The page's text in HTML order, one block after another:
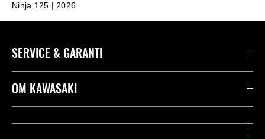
Ninja 125 | 2026
SERVICE & GARANTI
Kontakta oss
OM KAWASAKI
Företag